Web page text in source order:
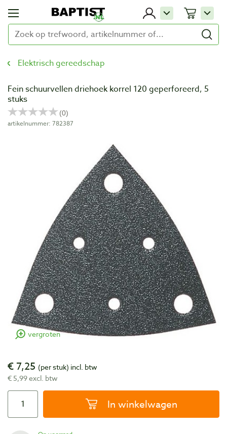
Elektrisch gereedschap
Fein schuurvellen driehoek korrel 120 geperforeerd, 5
stuks
artikelnummer: 782387
vergroten
€ 7,25 (per stuk) incl. btw
€ 5,99 excl. btw
In winkelwagen